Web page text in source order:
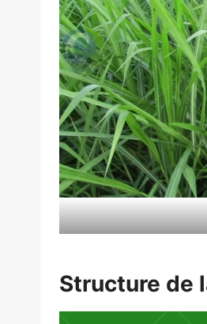
Structure de